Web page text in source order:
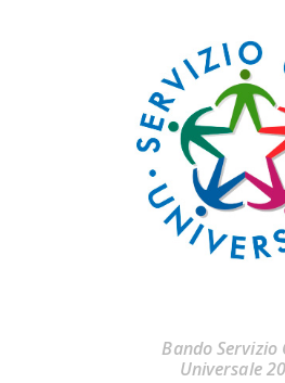
Bando Servizio
Universale